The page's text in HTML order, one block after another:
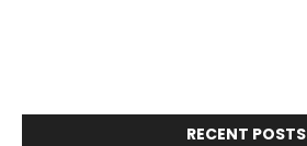
RECENT POSTS